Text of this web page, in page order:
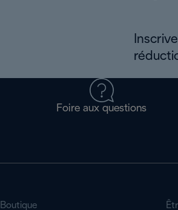
Foire aux questions
Boutique